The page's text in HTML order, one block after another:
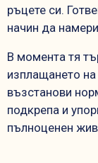
ръцете си.
начин да
В момента тя
изплащането
възстанови
подкрепа и
пълноценен